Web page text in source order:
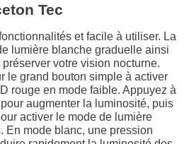
Tec
et facile à utiliser. La
lumière blanche graduelle ainsi
votre vision nocturne.
le grand bouton simple à activer
rouge en mode faible. Appuyez à
augmenter la luminosité, puis
activer le mode de lumière
En mode blanc, une pression